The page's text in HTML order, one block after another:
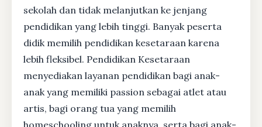
sekolah dan tidak melanjutkan ke jenjang
pendidikan yang lebih tinggi. Banyak peserta
didik memilih pendidikan kesetaraan karena
lebih fleksibel. Pendidikan Kesetaraan
menyediakan layanan pendidikan bagi anak-
anak yang memiliki passion sebagai atlet atau
artis, bagi orang tua yang memilih
homeschooling untuk anaknya, serta bagi anak-